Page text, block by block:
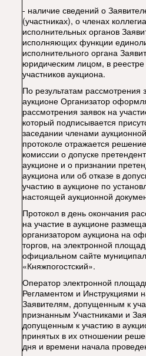
- наличие сведений о
(участниках), о членах
исполнительных органов
исполняющих функции
исполнительного органа
юридическим лицом, в
участников аукциона.
По результатам рассмотрения
аукционе Организатор
рассмотрения заявок на
который подписывается
заседании членами
протоколе отражается
комиссии о допуске
аукционе и о признании
аукциона или об отказе в
участию в аукционе по
настоящей аукционной
Протокол в день окончания
на участие в аукционе
организатором аукциона на
торгов, на электронной
официальном сайте
«Княжпогостский».
Оператор электронной
Регламентом и Инструкциями
Заявителям, допущенным к
признанным Участниками и
допущенным к участию в
принятых в их отношении
дня и времени начала